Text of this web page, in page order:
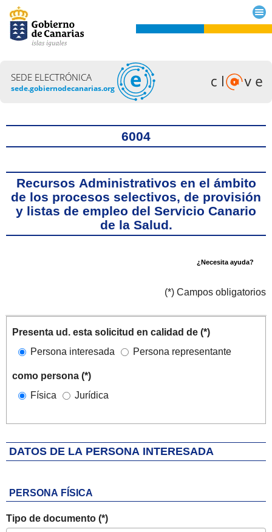
SEDE ELECTRÓNICA
sede.gobiernodecanarias.org
6004
Recursos Administrativos en el ámbito
de los procesos selectivos, de provisión
y listas de empleo del Servicio Canario
de la Salud.
¿Necesita ayuda?
(*) Campos obligatorios
Presenta ud. esta solicitud en calidad de (*)
Persona interesada
Persona representante
como persona (*)
Física
Jurídica
DATOS DE LA PERSONA INTERESADA
PERSONA FÍSICA
Tipo de documento (*)